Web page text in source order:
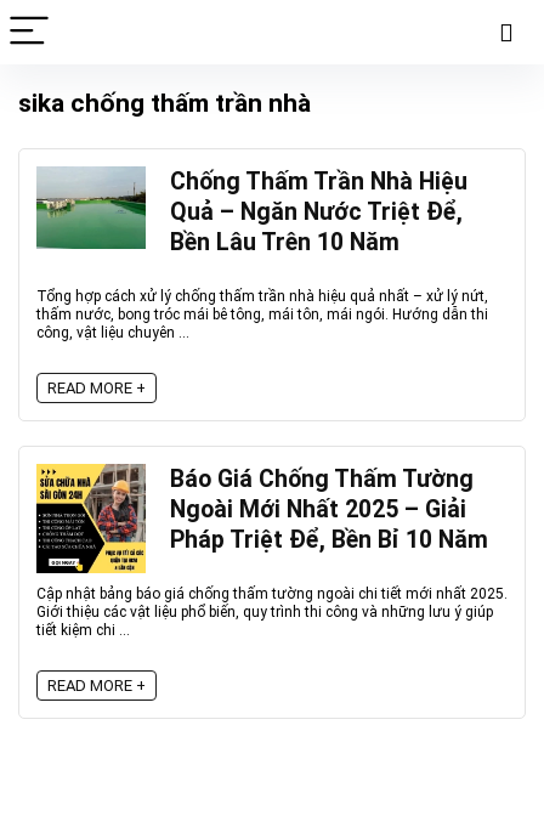
sika chống thấm trần nhà
Chống Thấm Trần Nhà Hiệu
Quả – Ngăn Nước Triệt Để,
Bền Lâu Trên 10 Năm
Tổng hợp cách xử lý chống thấm trần nhà hiệu quả nhất – xử lý nứt,
thấm nước, bong tróc mái bê tông, mái tôn, mái ngói. Hướng dẫn thi
công, vật liệu chuyên ...
READ MORE +
Báo Giá Chống Thấm Tường
Ngoài Mới Nhất 2025 – Giải
Pháp Triệt Để, Bền Bỉ 10 Năm
Cập nhật bảng báo giá chống thấm tường ngoài chi tiết mới nhất 2025.
Giới thiệu các vật liệu phổ biến, quy trình thi công và những lưu ý giúp
tiết kiệm chi ...
READ MORE +